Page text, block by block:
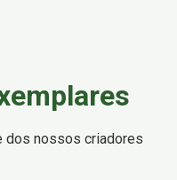
dos nossos criadores